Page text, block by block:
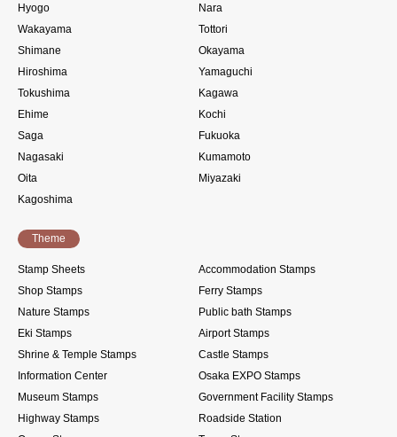
Hyogo
Nara
Wakayama
Tottori
Shimane
Okayama
Hiroshima
Yamaguchi
Tokushima
Kagawa
Ehime
Kochi
Saga
Fukuoka
Nagasaki
Kumamoto
Oita
Miyazaki
Kagoshima
Theme
Stamp Sheets
Accommodation Stamps
Shop Stamps
Ferry Stamps
Nature Stamps
Public bath Stamps
Eki Stamps
Airport Stamps
Shrine & Temple Stamps
Castle Stamps
Information Center
Osaka EXPO Stamps
Museum Stamps
Government Facility Stamps
Highway Stamps
Roadside Station